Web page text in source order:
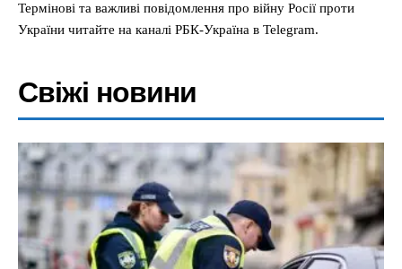
Термінові та важливі повідомлення про війну Росії проти
України читайте на каналі РБК-Україна в Telegram.
Свіжі новини